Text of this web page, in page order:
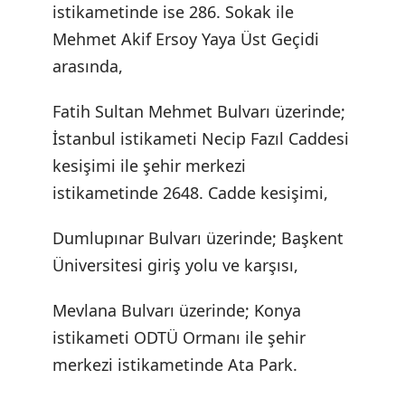
istikametinde ise 286. Sokak ile
Mehmet Akif Ersoy Yaya Üst Geçidi
arasında,
Fatih Sultan Mehmet Bulvarı üzerinde;
İstanbul istikameti Necip Fazıl Caddesi
kesişimi ile şehir merkezi
istikametinde 2648. Cadde kesişimi,
Dumlupınar Bulvarı üzerinde; Başkent
Üniversitesi giriş yolu ve karşısı,
Mevlana Bulvarı üzerinde; Konya
istikameti ODTÜ Ormanı ile şehir
merkezi istikametinde Ata Park.